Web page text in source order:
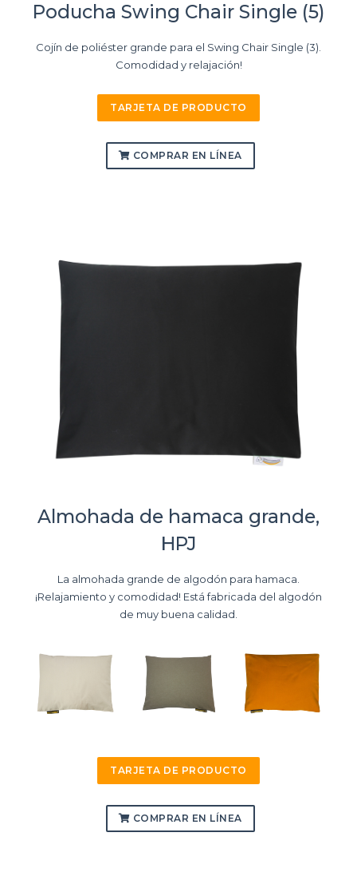
Poducha Swing Chair Single (5)
Cojín de poliéster grande para el Swing Chair Single (3).
Comodidad y relajación!
TARJETA DE PRODUCTO
COMPRAR EN LÍNEA
Almohada de hamaca grande,
HPJ
La almohada grande de algodón para hamaca.
¡Relajamiento y comodidad! Está fabricada del algodón
de muy buena calidad.
TARJETA DE PRODUCTO
COMPRAR EN LÍNEA